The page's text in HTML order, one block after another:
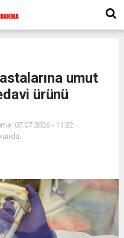
umut
ürünü
07.07.2026 - 11:22